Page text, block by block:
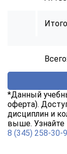
Всего:
*Данный
оферта).
дисциплин и
выше. Узнайте
8 (345) 258-30-